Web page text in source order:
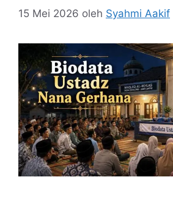
15 Mei 2026 oleh Syahmi Aakif